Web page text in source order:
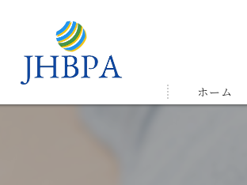
ホーム